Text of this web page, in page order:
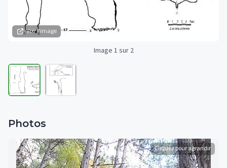
Voir l'image
Image 1 sur 2
Photos
Cliquez pour agrandir